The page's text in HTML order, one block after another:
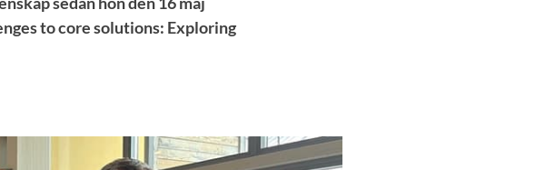
to core solutions: Exploring